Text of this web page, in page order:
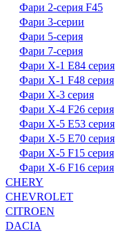
Фари 2-серия F45
Фари 3-серии
Фари 5-серия
Фари 7-серия
Фари X-1 E84 серия
Фари X-1 F48 серия
Фари X-3 серия
Фари X-4 F26 серия
Фари X-5 E53 серия
Фари X-5 E70 серия
Фари X-5 F15 серия
Фари X-6 F16 серия
CHERY
CHEVROLET
CITROEN
DACIA